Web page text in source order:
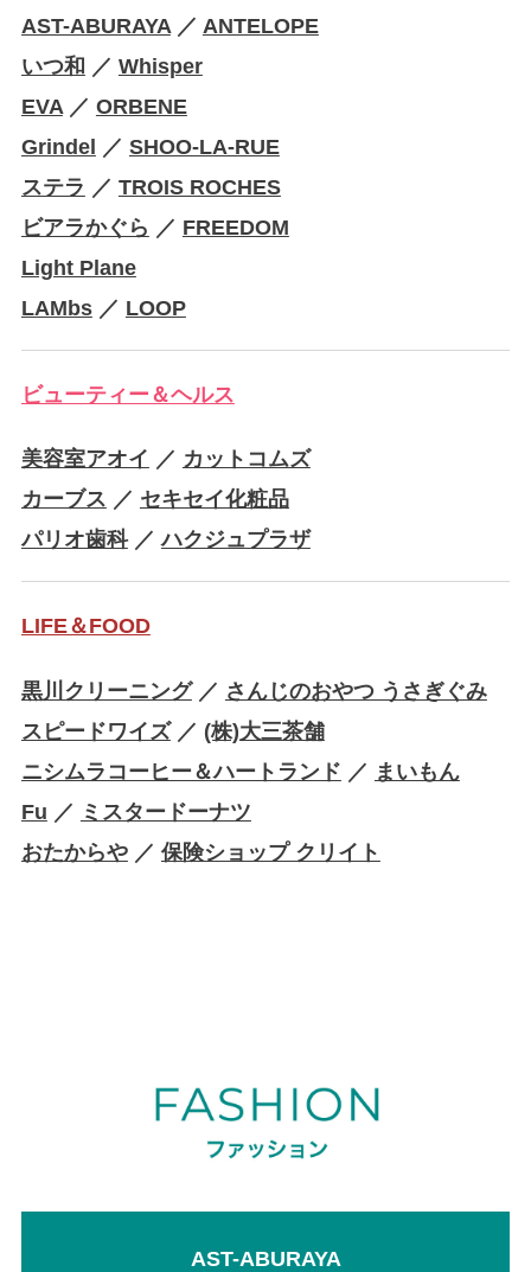
AST-ABURAYA／ ANTELOPE
いつ和 ／ Whisper
EVA／ ORBENE
Grindel ／ SHOO-LA-RUE
ステラ ／ TROIS ROCHES
ビアラかぐら ／ FREEDOM
Light Plane
LAMbs／ LOOP
ビューティー＆ヘルス
美容室アオイ ／ カットコムズ
カーブス ／ セキセイ化粧品
パリオ歯科／ハクジュプラザ
LIFE＆FOOD
黒川クリーニング／ さんじのおやつ うさぎぐみ
スピードワイズ／ (株)大三茶舗
ニシムラコーヒー＆ハートランド ／ まいもん
Fu ／ ミスタードーナツ
おたからや／ 保険ショップ クリイト
AST-ABURAYA